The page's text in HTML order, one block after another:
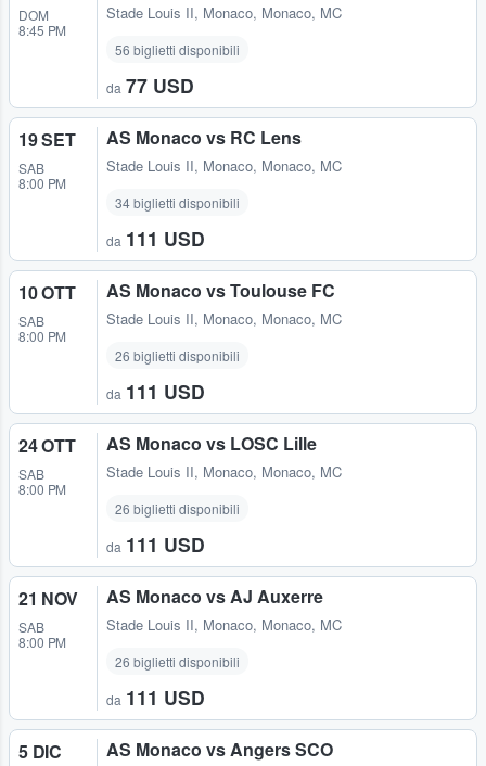
DOM
8:45 PM
Stade Louis II, Monaco, Monaco, MC
56 biglietti disponibili
da 77 USD
19 SET
SAB
8:00 PM
AS Monaco vs RC Lens
Stade Louis II, Monaco, Monaco, MC
34 biglietti disponibili
da 111 USD
10 OTT
SAB
8:00 PM
AS Monaco vs Toulouse FC
Stade Louis II, Monaco, Monaco, MC
26 biglietti disponibili
da 111 USD
24 OTT
SAB
8:00 PM
AS Monaco vs LOSC Lille
Stade Louis II, Monaco, Monaco, MC
26 biglietti disponibili
da 111 USD
21 NOV
SAB
8:00 PM
AS Monaco vs AJ Auxerre
Stade Louis II, Monaco, Monaco, MC
26 biglietti disponibili
da 111 USD
5 DIC AS Monaco vs Angers SCO